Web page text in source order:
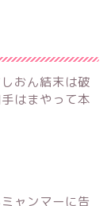
おん結末は破
はまやって本
ャンマーに告